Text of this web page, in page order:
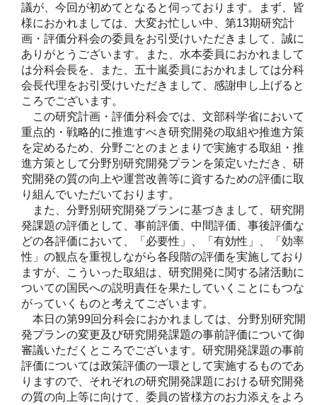
議が、今回が初めてとなると伺っております。まず、皆
様におかれましては、大変お忙しい中、第13期研究計
画・評価分科会の委員をお引受けいただきまして、誠に
ありがとうございます。また、水本委員におかれまして
は分科会長を、また、五十嵐委員におかれましては分科
会長代理をお引受けいただきまして、感謝申し上げると
ころでございます。
この研究計画・評価分科会では、文部科学省において
重点的・戦略的に推進すべき研究開発の取組や推進方策
を定めるため、分野ごとのまとまりで実施する取組・推
進方策として分野別研究開発プランを策定いただき、研
究開発の質の向上や運営改善等に資するための評価に取
り組んでいただいております。
また、分野別研究開発プランに基づきまして、研究開
発課題の評価として、事前評価、中間評価、事後評価な
どの各評価において、「必要性」、「有効性」、「効率
性」の観点を重視しながら各段階の評価を実施しており
ますが、こういった取組は、研究開発に関する諸活動に
ついての国民への説明責任を果たしていくことにもつな
がっていくものと考えてございます。
本日の第99回分科会におかれましては、分野別研究開
発プランの変更及び研究開発課題の事前評価について御
審議いただくところでございます。研究開発課題の事前
評価については政策評価の一環として実施するものであ
りますので、それぞれの研究開発課題における研究開発
の質の向上等に向けて、委員の皆様方のお力添えをよろ